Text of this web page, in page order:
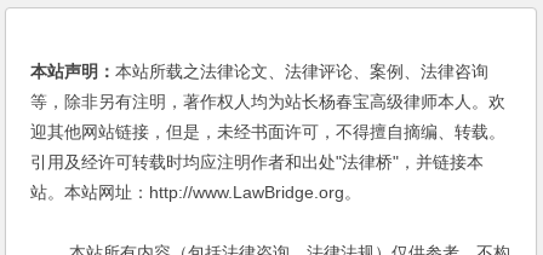
本站声明：本站所载之法律论文、法律评论、案例、法律咨询
等，除非另有注明，著作权人均为站长杨春宝高级律师本人。欢
迎其他网站链接，但是，未经书面许可，不得擅自摘编、转载。
引用及经许可转载时均应注明作者和出处"法律桥"，并链接本
站。本站网址：http://www.LawBridge.org。